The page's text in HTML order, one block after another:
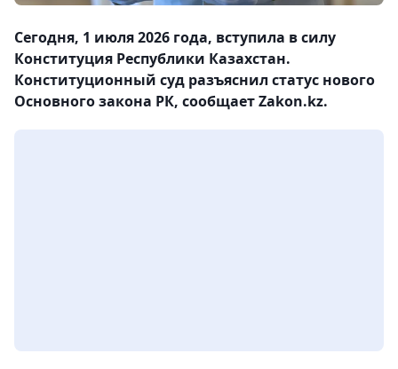
Сегодня, 1 июля 2026 года, вступила в силу
Конституция Республики Казахстан.
Конституционный суд разъяснил статус нового
Основного закона РК, сообщает Zakon.kz.